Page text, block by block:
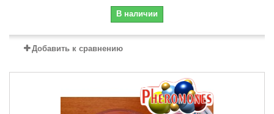
В наличии
Добавить к сравнению